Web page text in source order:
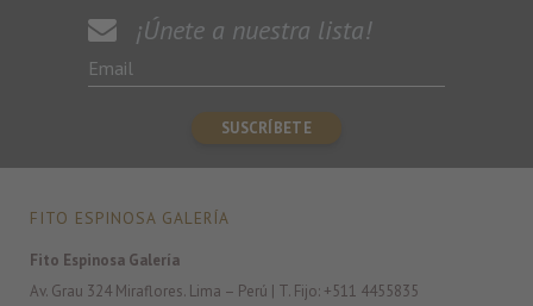
¡Únete a nuestra lista!
FITO ESPINOSA GALERÍA
Fito Espinosa Galería
Av. Grau 324 Miraflores. Lima – Perú | T. Fijo: +511 4455835